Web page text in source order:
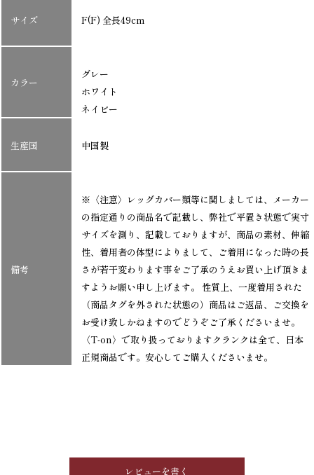
サイズ F(F) 全長49cm
カラー
グレー
ホワイト
ネイビー
生産国 中国製
備考
※〈注意〉レッグカバー類等に関しましては、メーカー
の指定通りの商品名で記載し、弊社で平置き状態で実寸
サイズを測り、記載しておりますが、商品の素材、伸縮
性、着用者の体型によりまして、ご着用になった時の長
さが若干変わります事をご了承のうえお買い上げ頂きま
すようお願い申し上げます。 性質上、一度着用された
（商品タグを外された状態の）商品はご返品、ご交換を
お受け致しかねますのでどうぞご了承くださいませ。
〈T-on〉で取り扱っておりますクランクは全て、日本
正規商品です。安心してご購入くださいませ。
レビューを書く